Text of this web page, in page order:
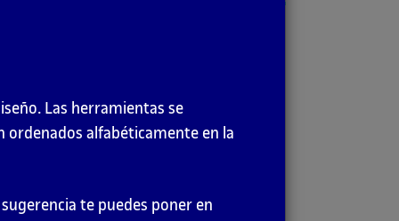
Las herramientas se
ordenados alfabéticamente en la
te puedes poner en